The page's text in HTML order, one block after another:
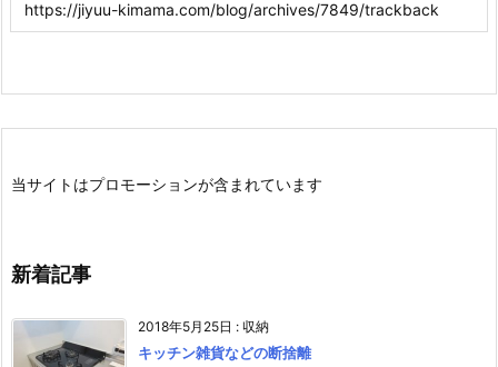
当サイトはプロモーションが含まれています
新着記事
2018年5月25日 : 収納
キッチン雑貨などの断捨離